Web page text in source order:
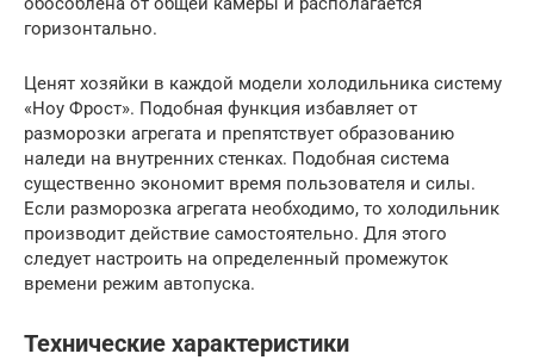
горизонтально.
Ценят хозяйки в каждой модели холодильника систему
«Ноу Фрост». Подобная функция избавляет от
разморозки агрегата и препятствует образованию
наледи на внутренних стенках. Подобная система
существенно экономит время пользователя и силы.
Если разморозка агрегата необходимо, то холодильник
производит действие самостоятельно. Для этого
следует настроить на определенный промежуток
времени режим автопуска.
Технические характеристики